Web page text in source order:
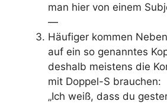
man hier von einem
—
Häufiger kommen
auf ein so genanntes
deshalb meistens die
mit Doppel-S brauchen:
„Ich weiß, dass du